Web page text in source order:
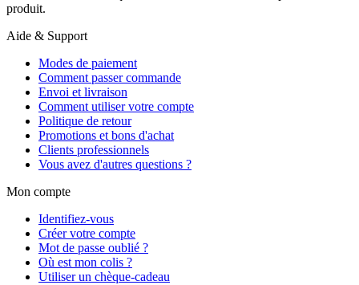
produit.
Aide & Support
Modes de paiement
Comment passer commande
Envoi et livraison
Comment utiliser votre compte
Politique de retour
Promotions et bons d'achat
Clients professionnels
Vous avez d'autres questions ?
Mon compte
Identifiez-vous
Créer votre compte
Mot de passe oublié ?
Où est mon colis ?
Utiliser un chèque-cadeau